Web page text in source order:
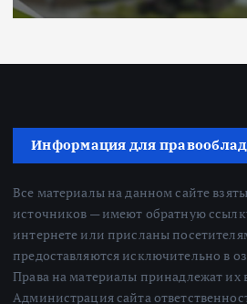
Информация для
Все материалы на данном сайте
источников — имеют обратную
интернете или присланы
предоставляются исключительно в
Права на материалы принадлежат их
Администрация сайта